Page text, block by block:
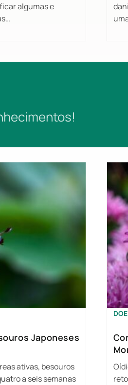
algumas e
Japoneses
ativas, besouros
a seis semanas